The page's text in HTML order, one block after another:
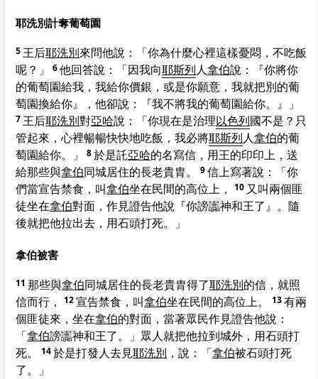
耶洗別計奪葡萄園
5王后耶洗別來問他說：「你為什麼心裡這樣憂悶，不吃飯
呢？」
6他回答說：「因我向耶斯列人拿伯說：『你將你
的葡萄園給我，我給你價銀，或是你願意，我就把別的葡
萄園換給你』，他卻說：『我不將我的葡萄園給你。』」
7王后耶洗別對亞哈說：「你現在是治理以色列國不是？只
管起來，心裡暢暢快快地吃飯，我必將耶斯列人拿伯的葡
萄園給你。」
8於是託亞哈的名寫信，用王的印印上，送
給那些與拿伯同城居住的長老貴胄。 9信上寫著說：「你
們當宣告禁食，叫拿伯坐在民間的高位上， 10 又叫兩個匪
徒坐在拿伯對面，作見證告他說『你謗讟神和王了』。隨
後就把他拉出去，用石頭打死。」
拿伯被害
11 那些與拿伯同城居住的長老貴胄得了耶洗別的信，就照
信而行，
12宣告禁食，叫拿伯坐在民間的高位上。 13有兩
個匪徒來，坐在拿伯的對面，當著眾民作見證告他說：
「拿伯謗讟神和王了。」眾人就把他拉到城外，用石頭打
死。
14於是打發人去見耶洗別 ，說：「拿伯被石頭打死
了。」